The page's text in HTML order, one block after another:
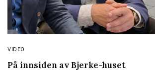
VIDEO
På innsiden av Bjerke-huset